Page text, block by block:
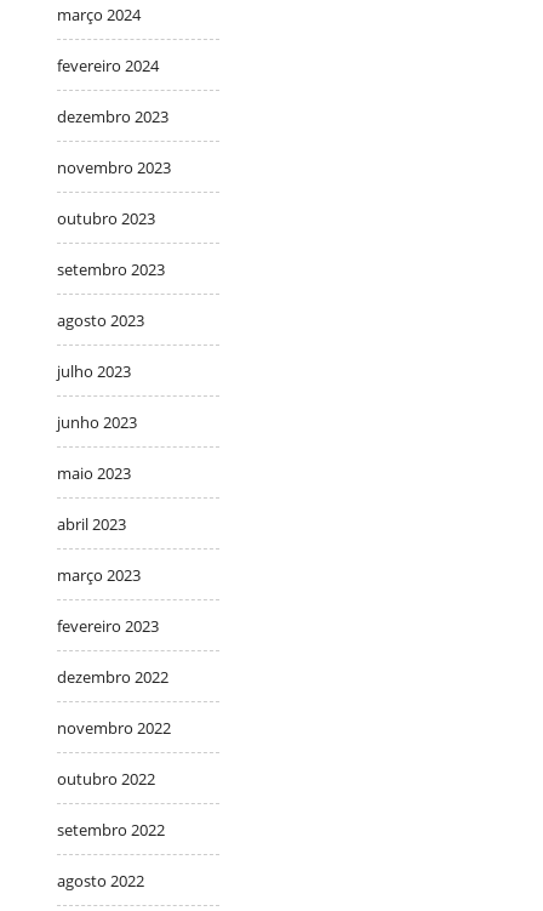
março 2024
fevereiro 2024
dezembro 2023
novembro 2023
outubro 2023
setembro 2023
agosto 2023
julho 2023
junho 2023
maio 2023
abril 2023
março 2023
fevereiro 2023
dezembro 2022
novembro 2022
outubro 2022
setembro 2022
agosto 2022